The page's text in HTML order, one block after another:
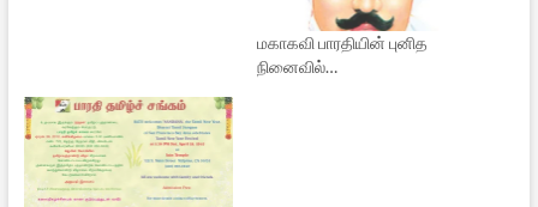
மகாகவி பாரதியின் புனித
நினைவில்…